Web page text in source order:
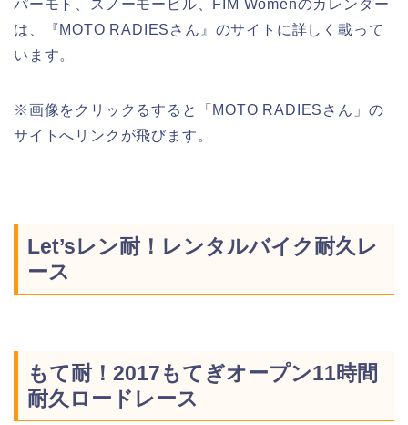
パーモト、スノーモービル、FIM Womenのカレンダー
は、『MOTO RADIESさん』のサイトに詳しく載って
います。
※画像をクリックるすると「MOTO RADIESさん」の
サイトへリンクが飛びます。
Let’sレン耐！レンタルバイク耐久レ
ース
もて耐！2017もてぎオープン11時間
耐久ロードレース